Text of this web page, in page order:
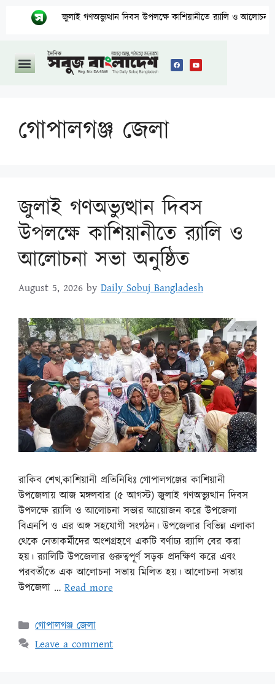
জুলাই গণঅভ্যুত্থান দিবস উপলক্ষে কাশিয়ানীতে র‍্যালি ও আলোচনা সভা
গোপালগঞ্জ জেলা
জুলাই গণঅভ্যুত্থান দিবস
উপলক্ষে কাশিয়ানীতে র‍্যালি ও
আলোচনা সভা অনুষ্ঠিত
August 5, 2026 by Daily Sobuj Bangladesh
রাকিব শেখ,কাশিয়ানী প্রতিনিধিঃ গোপালগঞ্জের কাশিয়ানী
উপজেলায় আজ মঙ্গলবার (৫ আগস্ট) জুলাই গণঅভ্যুত্থান দিবস
উপলক্ষে র‍্যালি ও আলোচনা সভার আয়োজন করে উপজেলা
বিএনপি ও এর অঙ্গ সহযোগী সংগঠন। উপজেলার বিভিন্ন এলাকা
থেকে নেতাকর্মীদের অংশগ্রহণে একটি বর্ণাঢ্য র‍্যালি বের করা
হয়। র‍্যালিটি উপজেলার গুরুত্বপূর্ণ সড়ক প্রদক্ষিণ করে এবং
পরবর্তীতে এক আলোচনা সভায় মিলিত হয়। আলোচনা সভায়
উপজেলা … Read more
গোপালগঞ্জ জেলা
Leave a comment